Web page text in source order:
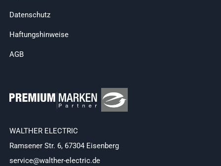
Datenschutz
Haftungshinweise
AGB
WALTHER ELECTRIC
Ramsener Str. 6, 67304 Eisenberg
service@walther-electric.de